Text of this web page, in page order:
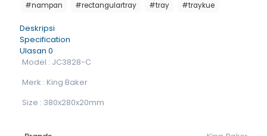
#nampan
#rectangulartray #tray #traykue
Deskripsi
Specification
Ulasan 0
Model : JC3828-C
Merk : King Baker
Size : 380x280x20mm